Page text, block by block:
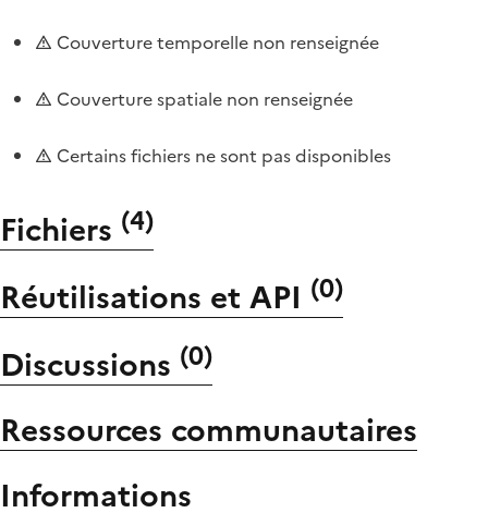
Couverture temporelle non renseignée
Couverture spatiale non renseignée
Certains fichiers ne sont pas disponibles
Fichiers (4)
Réutilisations et API (0)
Discussions (0)
Ressources communautaires
Informations